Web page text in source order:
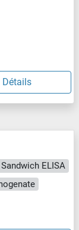
Détails
Sandwich ELISA